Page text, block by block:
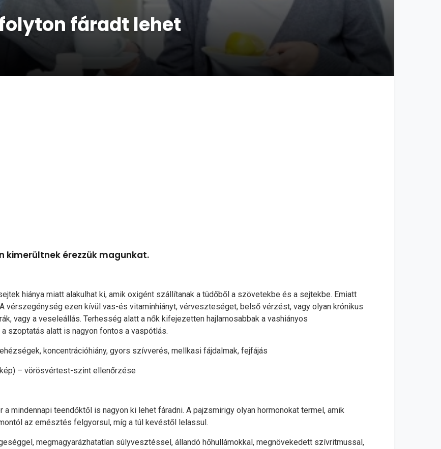
fáradt lehet
kimerültnek érezzük magunkat.
hiánya miatt alakulhat ki, amik oxigént szállítanak a tüdőből a szövetekbe és a sejtekbe. Emiatt
vérszegénység ezen kívül vas-és vitaminhiányt, vérveszteséget, belső vérzést, vagy olyan krónikus
vagy a veseleállás. Terhesség alatt a nők kifejezetten hajlamosabbak a vashiányos
szoptatás alatt is nagyon fontos a vaspótlás.
koncentrációhiány, gyors szívverés, mellkasi fájdalmak, fejfájás
– vörösvértest-szint ellenőrzése
mindennapi teendőktől is nagyon ki lehet fáradni. A pajzsmirigy olyan hormonokat termel, amik
az emésztés felgyorsul, míg a túl kevéstől lelassul.
megmagyarázhatatlan súlyvesztéssel, állandó hőhullámokkal, megnövekedett szívritmussal,